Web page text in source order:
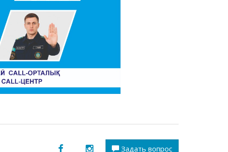
Задать вопрос